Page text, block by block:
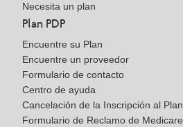
Necesita un plan
Plan PDP
Encuentre su Plan
Encuentre un proveedor
Formulario de contacto
Centro de ayuda
Cancelación de la Inscripción al Plan
Formulario de Reclamo de Medicare